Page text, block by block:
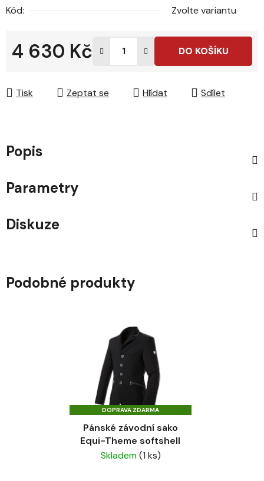
Kód:
Zvolte variantu
4 630 Kč DO KOŠÍKU
Tisk Zeptat se Hlídat Sdílet
Popis
Parametry
Diskuze
Podobné produkty
DOPRAVA ZDARMA
Pánské závodní sako
Equi-Theme softshell
Skladem(1 ks)